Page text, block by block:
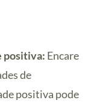
positiva: Encare
de
positiva pode